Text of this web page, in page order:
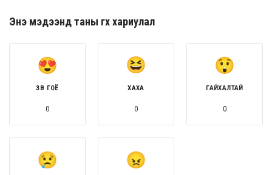
Энэ мэдээнд таны өгөх хариулал
ЗӨВ ГОЁ
0
ХАХА
0
ГАЙХАЛТАЙ
0